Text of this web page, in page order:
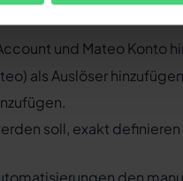
von B2Chat
und Mateo Konto
als Auslöser hinzufügen
soll, exakt
den